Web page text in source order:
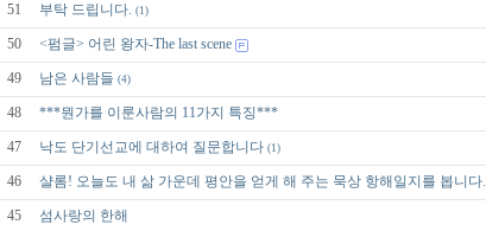
51 부탁 드립니다. (1)
50 <펌글> 어린 왕자-The last scene
49 남은 사람들 (4)
48 ***뭔가를 이룬사람의 11가지 특징***
47 낙도 단기선교에 대하여 질문합니다 (1)
46 샬롬! 오늘도 내 삶 가운데 평안을 얻게 해 주는 묵상 항해일지를 봅니다.
45 섬사랑의 한해